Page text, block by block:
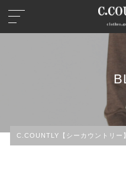
C.COUNTLY【シーカウントリー】